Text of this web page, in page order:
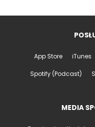
App Store iTunes
Spotify (Podcast)
MEDIA